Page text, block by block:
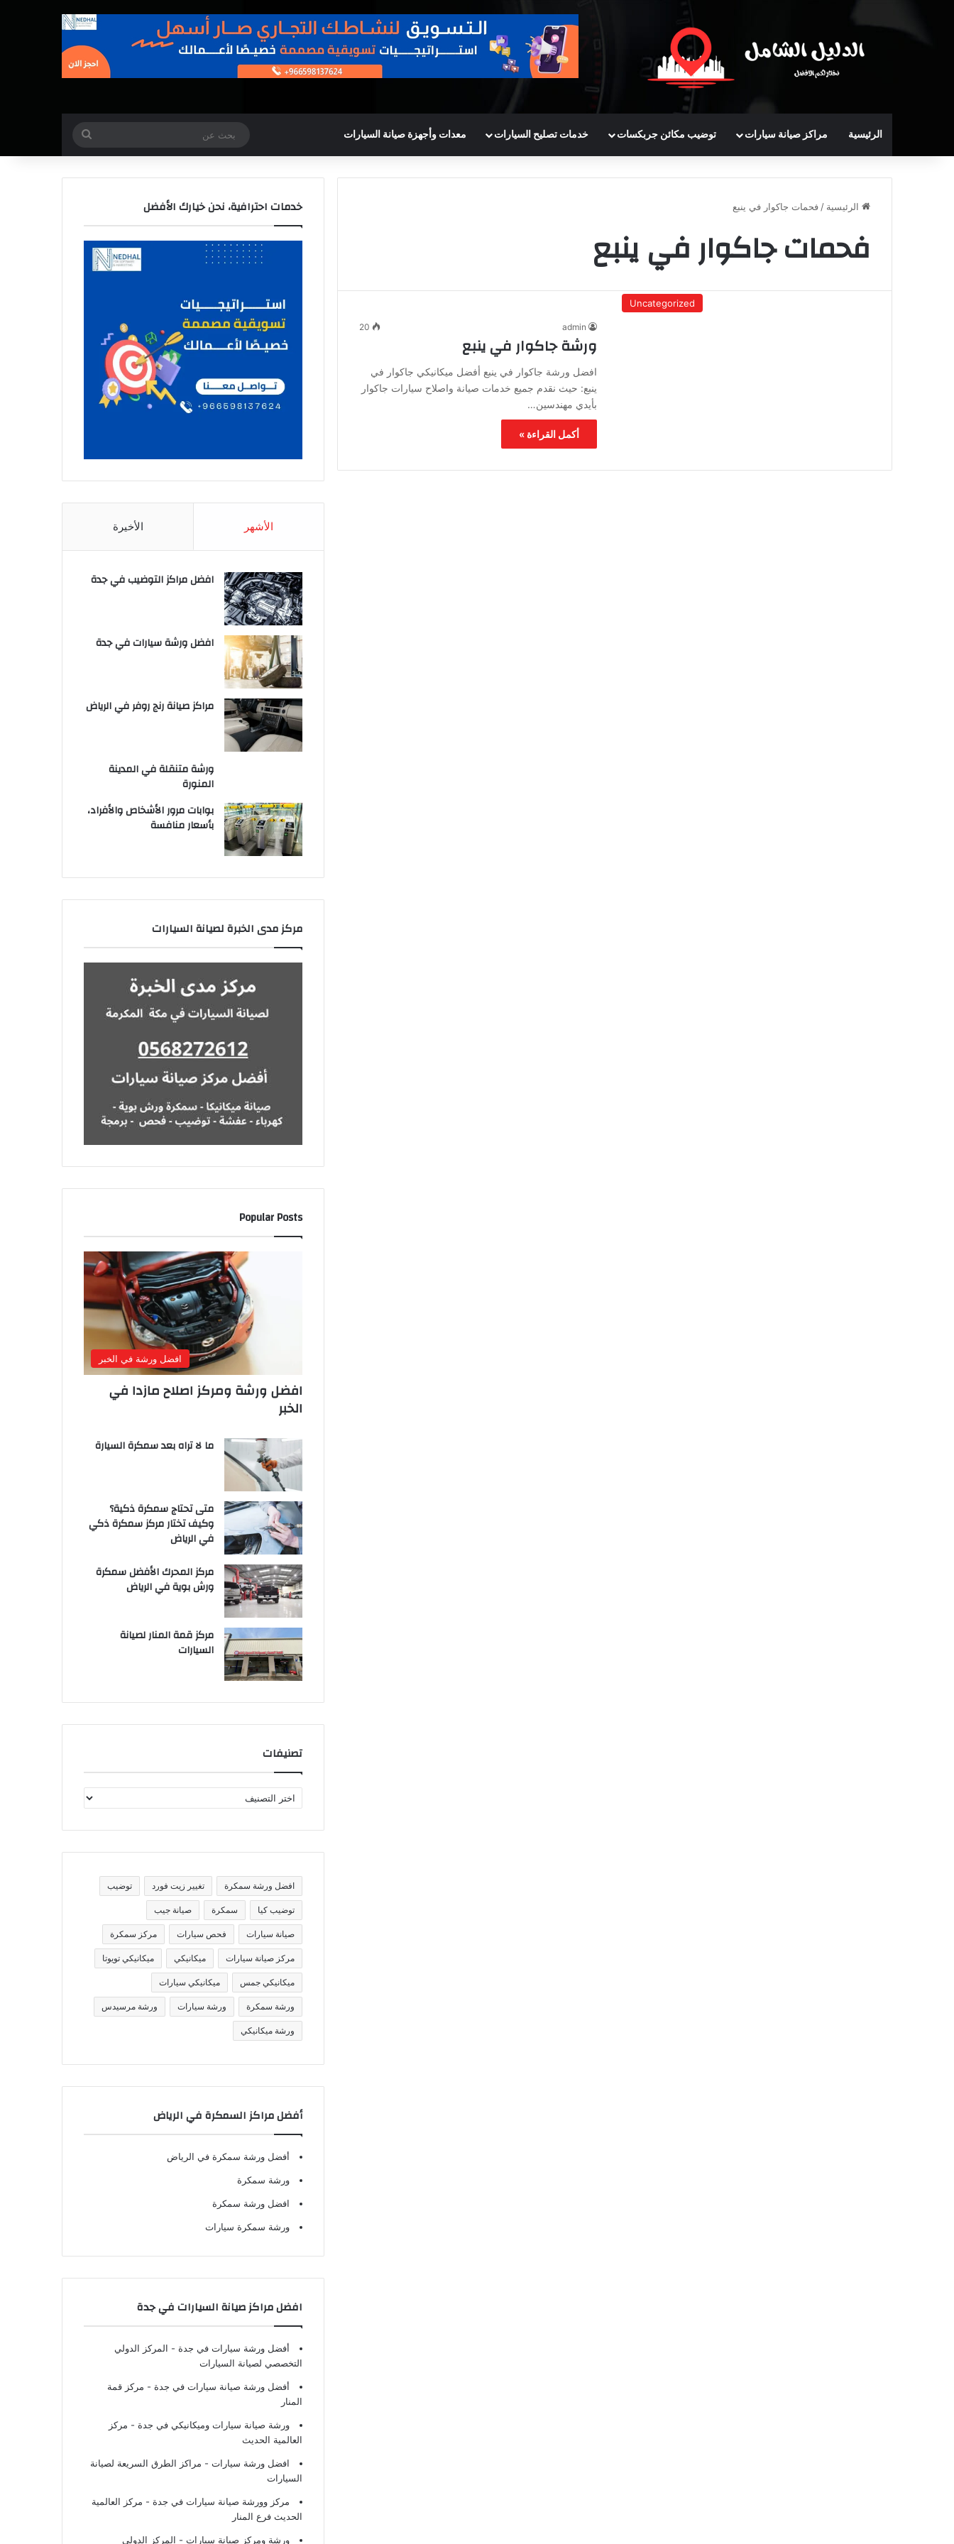
الرئيسية مراكز صيانة سيارات توضيب مكائن جربكسات خدمات تصليح السيارات معدات وأجهزة صيانة السيارات
عن
الرئيسية /فحمات جاكوار في ينبع
فحمات جاكوار في ينبع
Uncategorized
admin
20
ورشة جاكوار في ينبع
افضل ورشة جاكوار في ينبع أفضل ميكانيكي جاكوار في
ينبع: حيث نقدم جميع خدمات صيانة واصلاح سيارات جاكوار
بأيدي مهندسين…
أكمل القراءة »
خدمات احترافية، نحن خيارك الأفضل
الأشهر الأخيرة
افضل مراكز التوضيب في جدة
افضل ورشة سيارات في جدة
مراكز صيانة رنج روفر في الرياض
ورشة متنقلة في المدينة
المنورة
بوابات مرور الأشخاص والأفراد،
بأسعار منافسة
مركز مدى الخبرة لصيانة السيارات
Popular Posts
افضل ورشة في الخبر
افضل ورشة ومركز اصلاح مازدا في
الخبر
ما لا تراه بعد سمكرة السيارة
متى تحتاج سمكرة ذكية؟
وكيف تختار مركز سمكرة ذكي
في الرياض
مركز المحرك الأفضل سمكرة
ورش بوية في الرياض
مركز قمة المنار لصيانة
السيارات
تصنيفات
ص
ف
تافضل ورشة سمكرة تغيير زيت فورد توضيب
توضيب كيا سمكرة صيانة جيب
صيانة سيارات فحص سيارات مركز سمكرة
مركز صيانة سيارات ميكانيكي ميكانيكي تويوتا
ميكانيكي جمس ميكانيكي سيارات
ورشة سمكرة ورشة سيارات ورشة مرسيدس
ورشة ميكانيكي
أفضل مراكز السمكرة في الرياض
أفضل ورشة سمكرة في الرياض
ورشة سمكرة
افضل ورشة سمكرة
ورشة سمكرة سيارات
افضل مراكز صيانة السيارات في جدة
أفضل ورشة سيارات في جدة - المركز الدولي
التخصصي لصيانة السيارات
أفضل ورشة صيانة سيارات في جدة - مركز قمة
المنار
ورشة صيانة سيارات وميكانيكي في جدة - مركز
العالمية الحديث
افضل ورشة سيارات - مراكز الطرق السريعة لصيانة
السيارات
مركز وورشة صيانة سيارات في جدة - مركز العالمية
الحديث فرع المنار
ورشة ومركز صيانة سيارات - المركز الدولي